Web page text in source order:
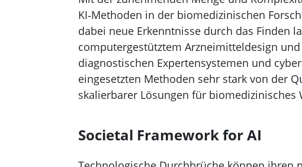
KI‑Methoden in der biomedizinischen
dabei neue Erkenntnisse durch das Finden
computergestütztem Arzneimitteldesign
diagnostischen Expertensystemen und
eingesetzten Methoden sehr stark von der
skalierbarer Lösungen für biomedizinisches
Societal Framework for AI